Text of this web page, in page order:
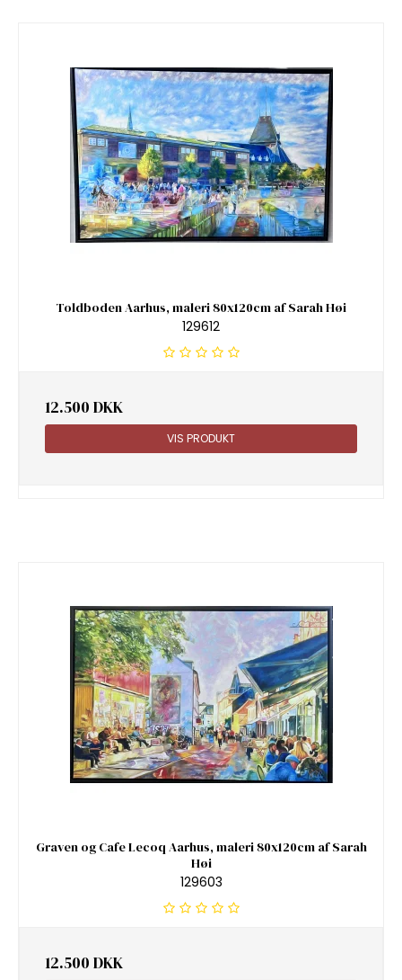
Toldboden Aarhus, maleri 80x120cm af Sarah Høi
129612
12.500 DKK
VIS PRODUKT
Graven og Cafe Lecoq Aarhus, maleri 80x120cm af Sarah
Høi
129603
12.500 DKK